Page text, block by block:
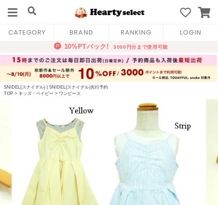
CATEGORY BRAND RANKING LOGIN
SNIDEL(スナイデル)
SNIDEL(スナイデル)先行予約
TOP > キッズ・ベイビー > ワンピース